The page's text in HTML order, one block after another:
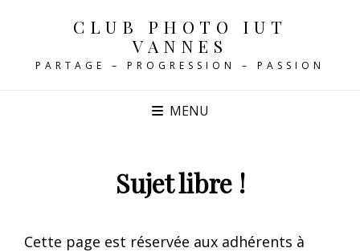
CLUB PHOTO IUT
VANNES
PARTAGE – PROGRESSION – PASSION
MENU
Sujet libre !
Cette page est réservée aux adhérents à